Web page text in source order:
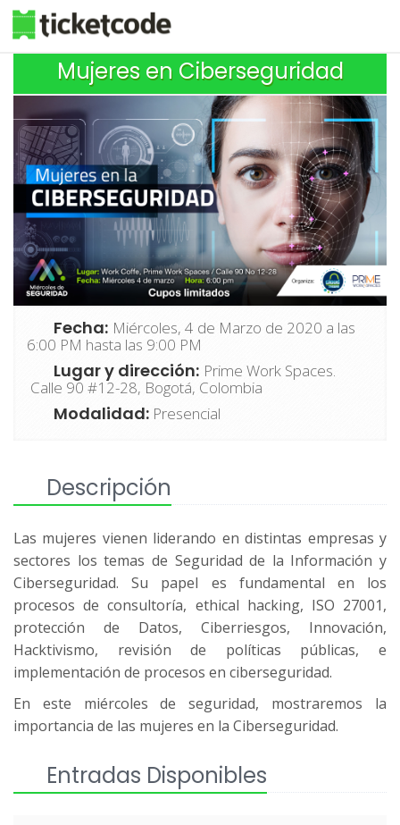
Mujeres en Ciberseguridad
Fecha: Miércoles, 4 de Marzo de 2020 a las
6:00 PM hasta las 9:00 PM
Lugar y dirección: Prime Work Spaces.
Calle 90 #12-28, Bogotá, Colombia
Modalidad: Presencial
Descripción
Las mujeres vienen liderando en distintas empresas y
sectores los temas de Seguridad de la Información y
Ciberseguridad. Su papel es fundamental en los
procesos de consultoría, ethical hacking, ISO 27001,
protección de Datos, Ciberriesgos, Innovación,
Hacktivismo, revisión de políticas públicas, e
implementación de procesos en ciberseguridad.
En este miércoles de seguridad, mostraremos la
importancia de las mujeres en la Ciberseguridad.
Entradas Disponibles